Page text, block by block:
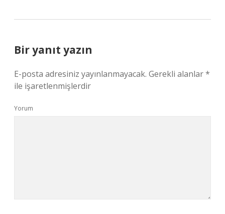
Bir yanıt yazın
E-posta adresiniz yayınlanmayacak. Gerekli alanlar*
ile işaretlenmişlerdir
Yorum